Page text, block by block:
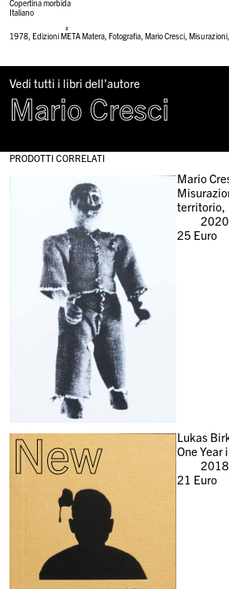
Copertina morbida
Italiano
#
1978, Edizioni META Matera, Fotografia, Mario Cresci, Misurazioni,
Vedi tutti i libri dell’autore
Mario Cresci
PRODOTTI CORRELATI
Mario
territorio,
2020
25 Euro
New
Lukas
One Year
2018
21 Euro